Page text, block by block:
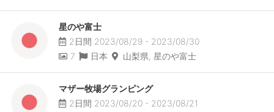
星のや富士
2日間 2023/08/29 - 2023/08/30
7
日本 山梨県, 星のや富士
マザー牧場グランピング
2日間 2023/08/20 - 2023/08/21